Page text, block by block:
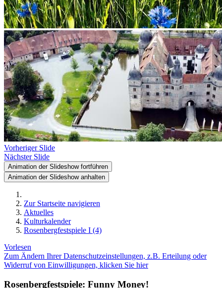
Vorheriger Slide
Nächster Slide
Animation der Slideshow fortführen
Animation der Slideshow anhalten
Zur Startseite navigieren
Aktuelles
Kulturkalender
Rosenbergfestspiele I (4)
Vorlesen
Zum Ändern Ihrer Datenschutzeinstellungen, z.B. Erteilung oder
Widerruf von Einwilligungen, klicken Sie hier
Rosenbergfestspiele: Funny Money!